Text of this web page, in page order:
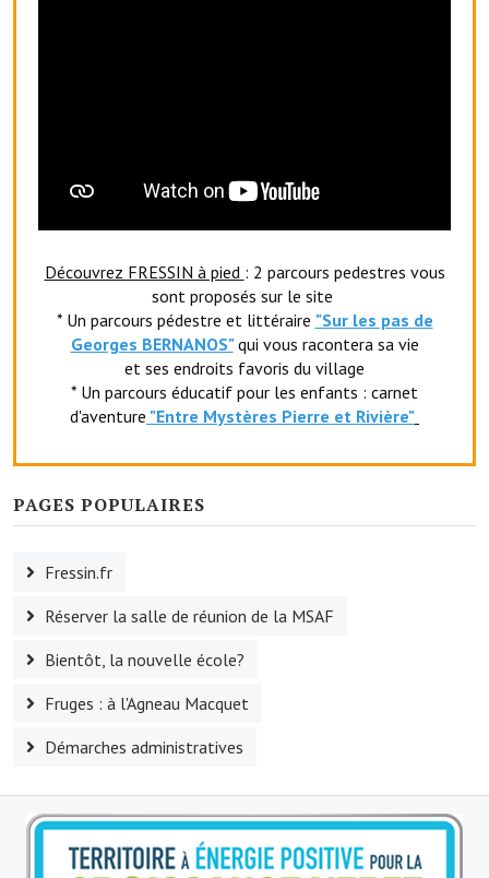
Equipements sportifs
Bibliothèque
Commerçants, artisans
Commerces et professions libérales
Exploitants agricoles
Artisans
Réserver une salle
Maison des services et des associations fressinoises
Les Amis du Patrimoine
L'association du château
Découvrez FRESSIN à pied : 2 parcours pedestres vous
sont proposés sur le site
* Un parcours pédestre et littéraire "Sur les pas de
Georges BERNANOS" qui vous racontera sa vie
et ses endroits favoris du village
* Un parcours éducatif pour les enfants : carnet
d'aventure "Entre Mystères Pierre et Rivière"
PAGES POPULAIRES
Fressin.fr
Réserver la salle de réunion de la MSAF
Bientôt, la nouvelle école?
Fruges : à l'Agneau Macquet
Démarches administratives